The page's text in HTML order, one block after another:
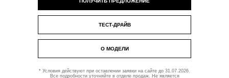
О МОДЕЛИ
ТЕСТ-ДРАЙВ
* Условия действуют при оставлении заявки на сайте до 31.07.2026.
Все подробности уточняйте в отделе продаж. Не является